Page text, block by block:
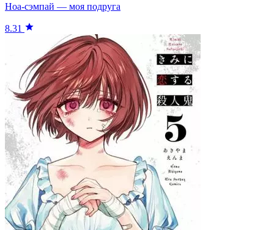
Ноа-сэмпай — моя подруга
8.31